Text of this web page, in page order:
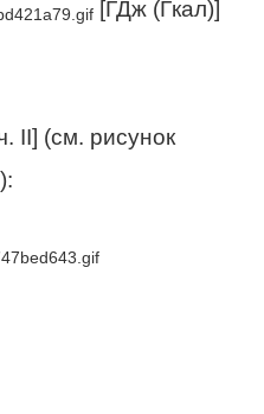
[ГДж (Гкал)]
II] (см. рисунок